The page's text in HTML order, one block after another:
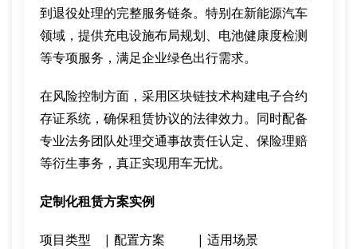
到退役处理的完整服务链条。特别在新能源汽车
领域，提供充电设施布局规划、电池健康度检测
等专项服务，满足企业绿色出行需求。
在风险控制方面，采用区块链技术构建电子合约
存证系统，确保租赁协议的法律效力。同时配备
专业法务团队处理交通事故责任认定、保险理赔
等衍生事务，真正实现用车无忧。
定制化租赁方案实例
项目类型    | 配置方案          | 适用场景